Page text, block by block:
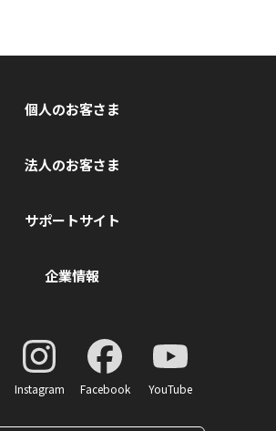
個人のお客さま
法人のお客さま
サポートサイト
企業情報
Instagram Facebook YouTube